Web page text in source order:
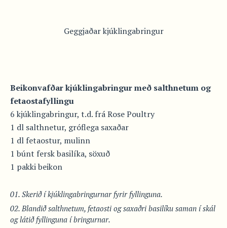
Geggjaðar kjúklingabringur
Beikonvafðar kjúklingabringur með salthnetum og
fetaostafyllingu
6 kjúklingabringur, t.d. frá Rose Poultry
1 dl salthnetur, gróflega saxaðar
1 dl fetaostur, mulinn
1 búnt fersk basilíka, söxuð
1 pakki beikon
Skerið í kjúklingabringurnar fyrir fyllinguna.
Blandið salthnetum, fetaosti og saxaðri basilíku saman í skál
og látið fyllinguna í bringurnar.